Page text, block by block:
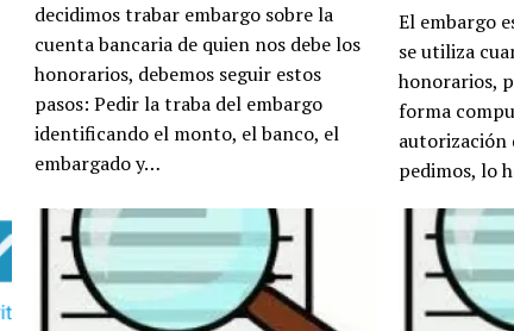
decidimos trabar embargo sobre la
cuenta bancaria de quien nos debe los
honorarios, debemos seguir estos
pasos: Pedir la traba del embargo
identificando el monto, el banco, el
embargado y…
El embargo
se utiliza
honorarios,
forma
autorización
pedimos, lo